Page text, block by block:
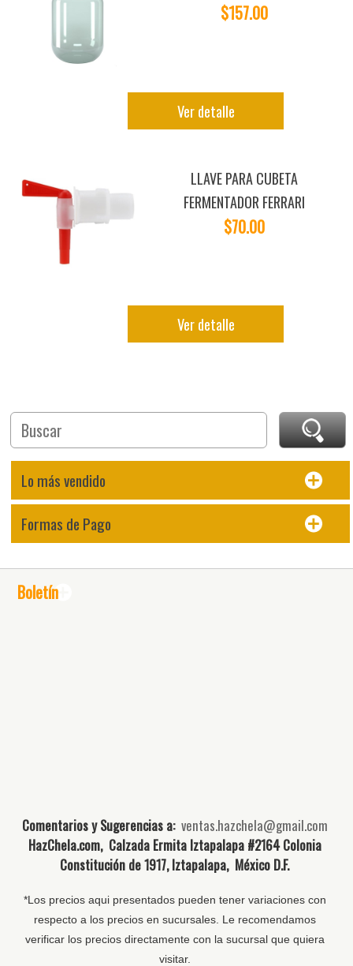
$157.00
Ver detalle
LLAVE PARA CUBETA
FERMENTADOR FERRARI
$70.00
Ver detalle
Lo más vendido
Formas de Pago
Boletín
Comentarios y Sugerencias a: ventas.hazchela@gmail.com
HazChela.com, Calzada Ermita Iztapalapa #2164 Colonia
Constitución de 1917, Iztapalapa, México D.F.
*Los precios aqui presentados pueden tener variaciones con
respecto a los precios en sucursales. Le recomendamos
verificar los precios directamente con la sucursal que quiera
visitar.